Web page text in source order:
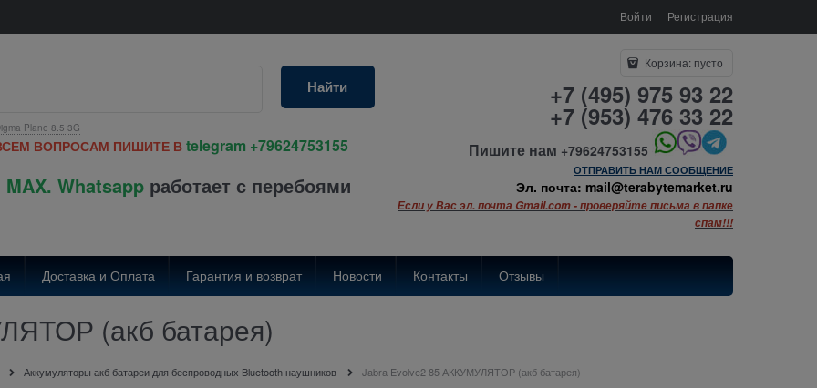
Войти Регистрация
Plane 8.5 3G
Найти
ВОПРОСАМ ПИШИТЕ В telegram +79624753155
Whatsapp работает с перебоями
Корзина: пусто
+7 (495) 975 93 22
+7 (953) 476 33 22
Пишите нам +79624753155
ОТПРАВИТЬ НАМ СООБЩЕНИЕ
Эл. почта: mail@terabytemarket.ru
Если у Вас эл. почта Gmail.com - проверяйте письма в папке
спам!!!
Доставка и Оплата Гарантия и возврат Новости Контакты Отзывы
(акб батарея)
Аккумуляторы акб батареи для беспроводных Bluetooth наушников Jabra Evolve2 85 АККУМУЛЯТОР (акб батарея)